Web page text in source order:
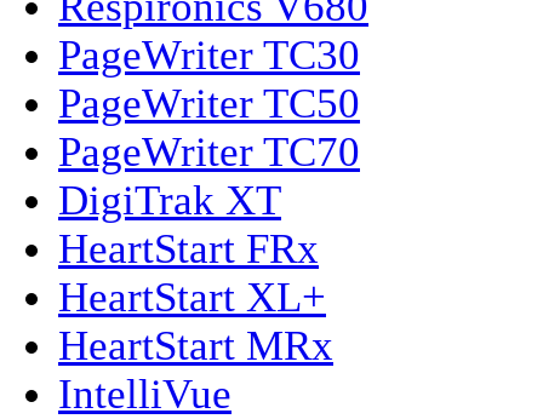
PageWriter TC30
PageWriter TC50
PageWriter TC70
DigiTrak XT
HeartStart FRx
HeartStart XL+
HeartStart MRx
IntelliVue